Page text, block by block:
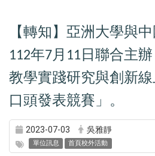
【轉知】亞洲大學與
112年7 月 11 日聯合主辦
教學實踐研究與創新
口頭發表競賽」。
2023-07-03 吳雅靜
單位訊息 首頁校外活動